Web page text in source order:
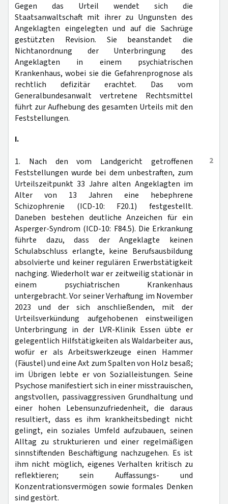
Gegen das Urteil wendet sich die
Staatsanwaltschaft mit ihrer zu Ungunsten des
Angeklagten eingelegten und auf die Sachrüge
gestützten Revision. Sie beanstandet die
Nichtanordnung der Unterbringung des
Angeklagten in einem psychiatrischen
Krankenhaus, wobei sie die Gefahrenprognose als
rechtlich defizitär erachtet. Das vom
Generalbundesanwalt vertretene Rechtsmittel
führt zur Aufhebung des gesamten Urteils mit den
Feststellungen.
I.
2
1. Nach den vom Landgericht getroffenen
Feststellungen wurde bei dem unbestraften, zum
Urteilszeitpunkt 33 Jahre alten Angeklagten im
Alter von 13 Jahren eine hebephrene
Schizophrenie (ICD-10: F20.1) festgestellt.
Daneben bestehen deutliche Anzeichen für ein
Asperger-Syndrom (ICD-10: F84.5). Die Erkrankung
führte dazu, dass der Angeklagte keinen
Schulabschluss erlangte, keine Berufsausbildung
absolvierte und keiner regulären Erwerbstätigkeit
nachging. Wiederholt war er zeitweilig stationär in
einem psychiatrischen Krankenhaus
untergebracht. Vor seiner Verhaftung im November
2023 und der sich anschließenden, mit der
Urteilsverkündung aufgehobenen einstweiligen
Unterbringung in der LVR-Klinik Essen übte er
gelegentlich Hilfstätigkeiten als Waldarbeiter aus,
wofür er als Arbeitswerkzeuge einen Hammer
(Fäustel) und eine Axt zum Spalten von Holz besaß;
im Übrigen lebte er von Sozialleistungen. Seine
Psychose manifestiert sich in einer misstrauischen,
angstvollen, passivaggressiven Grundhaltung und
einer hohen Lebensunzufriedenheit, die daraus
resultiert, dass es ihm krankheitsbedingt nicht
gelingt, ein soziales Umfeld aufzubauen, seinen
Alltag zu strukturieren und einer regelmäßigen
sinnstiftenden Beschäftigung nachzugehen. Es ist
ihm nicht möglich, eigenes Verhalten kritisch zu
reflektieren; sein Auffassungs- und
Konzentrationsvermögen sowie formales Denken
sind gestört.